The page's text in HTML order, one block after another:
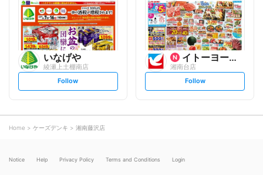
o
w
o
w
いなげや
綾瀬上土棚南店
s
t
o
w
Follow
イトーヨーカ堂
湘南台店
s
t
Follow
Home ケーズデンキ 湘南藤沢店
Notice Help Privacy Policy Terms and Conditions Login